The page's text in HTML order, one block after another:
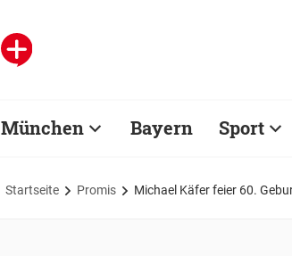
München Bayern Sport
Startseite Promis Michael Käfer feier 60.